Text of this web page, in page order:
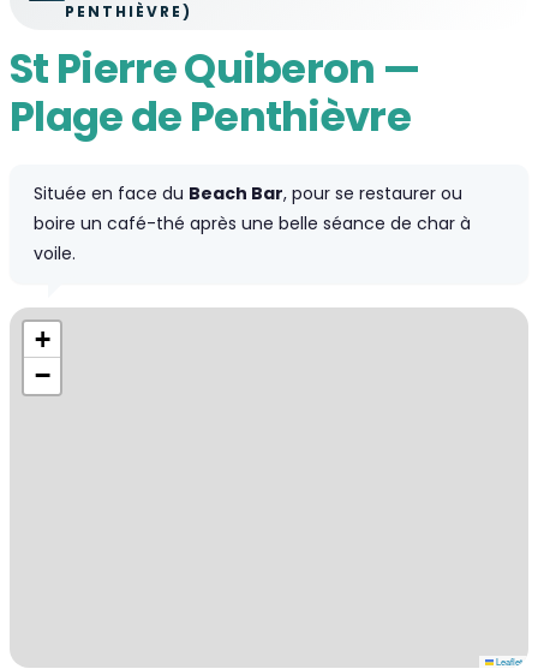
PENTHIÈVRE)
St Pierre Quiberon —
Plage de Penthièvre
Située en face du Beach Bar, pour se restaurer ou
boire un café-thé après une belle séance de char à
voile.
+
−
Leaflet